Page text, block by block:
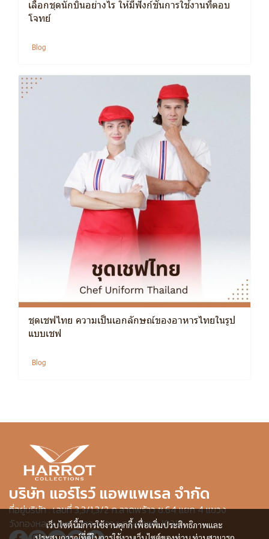
เลือกชุดนักบินอย่างไร ให้มีฟังก์ชันการใช้งานที่ตอบ
โจทย์
Blog
ชุดเชฟไทย ความเป็นเอกลักษณ์ของอาหารไทยในรูป
แบบเชฟ
Blog
เว็บไซต์นี้มีการใช้งานคุกกี้ เพื่อเพิ่มประสิทธิภาพและ
บริษัท แอร์โรว์ แอพแพเรล จำกัด
ที่อยู่บริษัท : เลขที่ 3,3/1,3/2 ก.ลาดพร้าว ซ.64 แยก 4 แขวง
วังทองหลาง เขตวังทองหลาง กรุงเทพฯ 10310